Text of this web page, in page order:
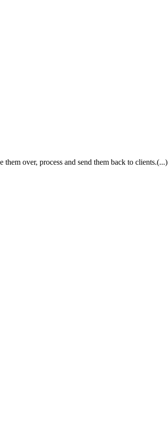
over, process and send them back to clients.(...)